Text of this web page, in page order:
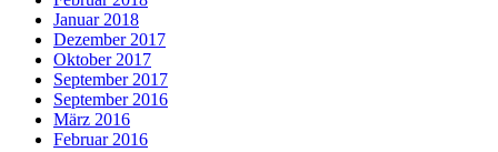
Januar 2018
Dezember 2017
Oktober 2017
September 2017
September 2016
März 2016
Februar 2016